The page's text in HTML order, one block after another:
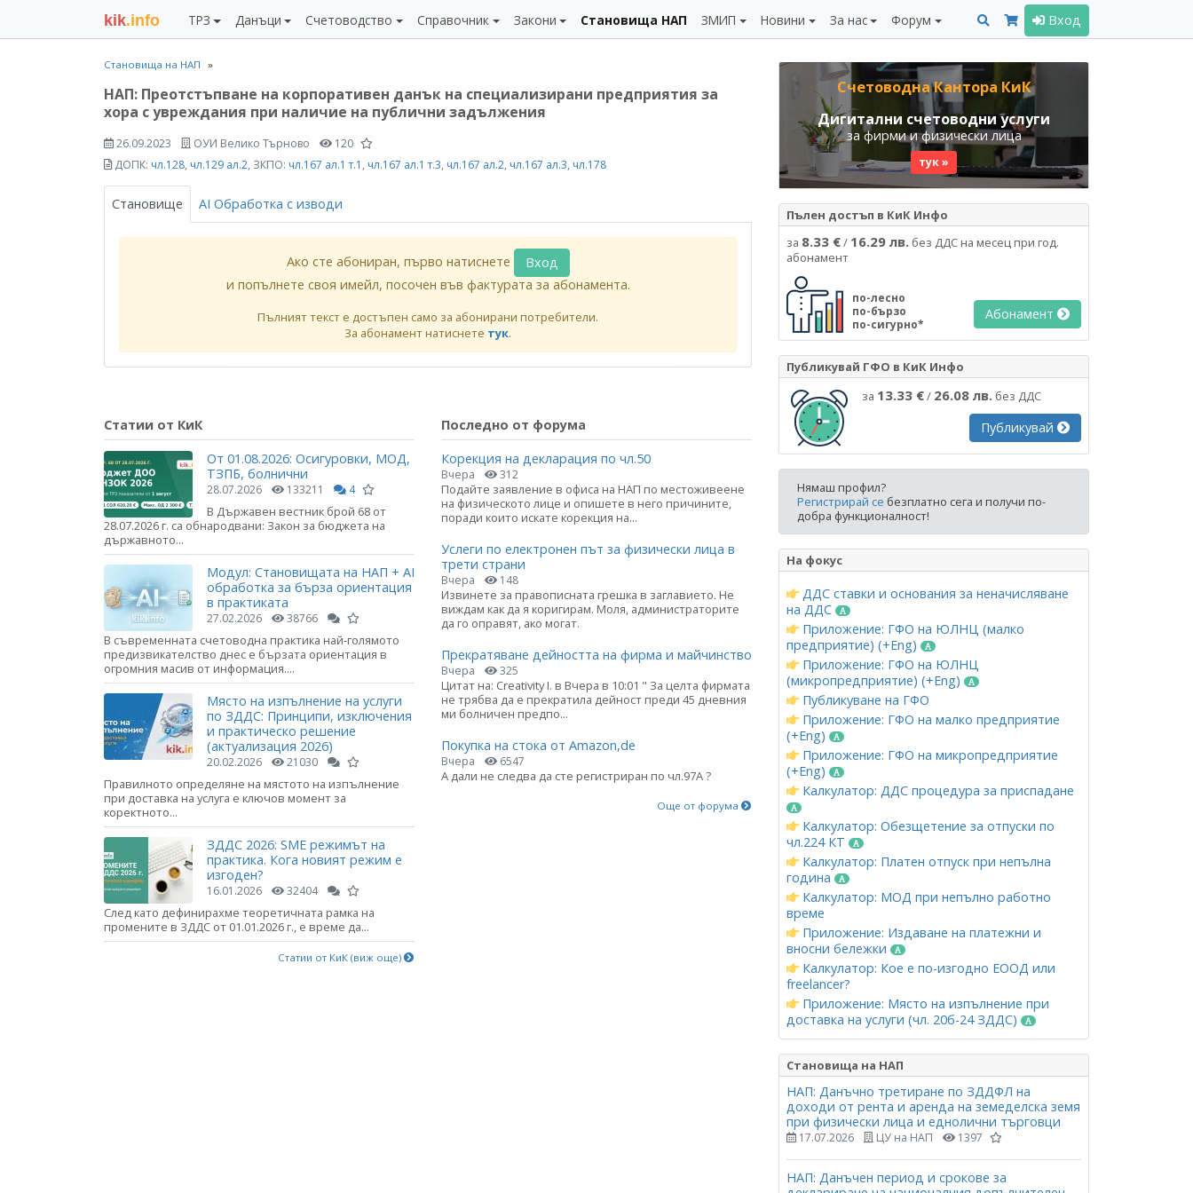
kik.info ТРЗ Данъци Счетоводство Справочник Закони Становища НАП ЗМИП Новини За нас Форум Вход
Становища на НАП
НАП: Преотстъпване на корпоративен данък на специализирани предприятия за
хора с увреждания при наличие на публични задължения
26.09.2023 ОУИ Велико Търново
120
ДОПК: чл.128, чл.129 ал.2, ЗКПО: чл.167 ал.1 т.1 , чл.167 ал.1 т.3, чл.167 ал.2, чл.167 ал.3, чл.178
Становище AI Обработка с изводи
Ако сте абониран, първо натиснете
Вход
и попълнете своя имейл, посочен във фактурата за абонамента.
Пълният текст е достъпен само за абонирани потребители.
За абонамент натиснете тук.
Статии от КиК
От 01.08.2026: Осигуровки, МОД,
ТЗПБ, болнични
28.07.2026 133211 4
В Държавен вестник брой 68 от
28.07.2026 г. са обнародвани: Закон за бюджета на
държавното...
Модул: Становищата на НАП + AI
обработка за бърза ориентация
в практиката
27.02.2026 38766
В съвременната счетоводна практика най-голямото
предизвикателство днес е бързата ориентация в
огромния масив от информация....
Място на изпълнение на услуги
по ЗДДС: Принципи, изключения
и практическо решение
(актуализация 2026)
20.02.2026 21030
Правилното определяне на мястото на изпълнение
при доставка на услуга е ключов момент за
коректното...
ЗДДС 2026: SME режимът на
практика. Кога новият режим е
изгоден?
16.01.2026 32404
След като дефинирахме теоретичната рамка на
промените в ЗДДС от 01.01.2026 г., е време да...
Статии от КиК (виж още)
Последно от форума
Корекция на декларация по чл.50
Вчера 312
Подайте заявление в офиса на НАП по местоживеене
на физическото лице и опишете в него причините,
поради които искате корекция на...
Услеги по електронен път за физически лица в
трети страни
Вчера 148
Извинете за правописната грешка в заглавието. Не
виждам как да я коригирам. Моля, администраторите
да го оправят, ако могат.
Прекратяване дейността на фирма и майчинство
Вчера 325
Цитат на: Creativity I. в Вчера в 10:01 " За целта фирмата
не трябва да е прекратила дейност преди 45 дневния
ми болничен предпо...
Покупка на стока от Amazon,de
Вчера 6547
А дали не следва да сте регистриран по чл.97А ?
Още от форума
Счетоводна Кантора КиК
Дигитални счетоводни услуги
за фирми и физически лица
тук »
Пълен достъп в КиК Инфо
за 8.33 €/ 16.29 лв. без ДДС на месец при год.
абонамент
по-лесно
по-бързо
по-сигурно*
Абонамент
Публикувай ГФО в КиК Инфо
за 13.33 €/ 26.08 лв. без ДДС
Публикувай
Нямаш профил?
Регистрирай се безплатно сега и получи по-
добра функционалност!
На фокус
ДДС ставки и основания за неначисляване
на ДДС
Приложение: ГФО на ЮЛНЦ (малко
предприятие) (+Eng)
Приложение: ГФО на ЮЛНЦ
(микропредприятие) (+Eng)
Публикуване на ГФО
Приложение: ГФО на малко предприятие
(+Eng)
Приложение: ГФО на микропредприятие
(+Eng)
Калкулатор: ДДС процедура за приспадане
Калкулатор: Обезщетение за отпуски по
чл.224 КТ
Калкулатор: Платен отпуск при непълна
година
Калкулатор: МОД при непълно работно
време
Приложение: Издаване на платежни и
вносни бележки
Калкулатор: Кое е по-изгодно ЕООД или
freelancer?
Приложение: Място на изпълнение при
доставка на услуги (чл. 20б-24 ЗДДС)
Становища на НАП
НАП: Данъчно третиране по ЗДДФЛ на
доходи от рента и аренда на земеделска земя
при физически лица и еднолични търговци
17.07.2026 ЦУ на НАП 1397
НАП: Данъчен период и срокове за